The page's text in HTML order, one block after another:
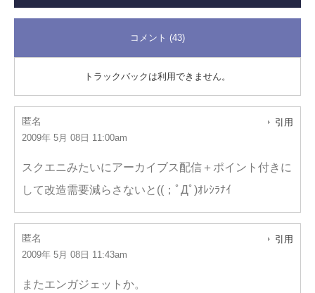
コメント (43)
トラックバックは利用できません。
匿名
2009年 5月 08日 11:00am
引用
スクエニみたいにアーカイブス配信＋ポイント付きに
して改造需要減らさないと((；ﾟДﾟ)ｵﾚｼﾗﾅｲ
匿名
2009年 5月 08日 11:43am
引用
またエンガジェットか。